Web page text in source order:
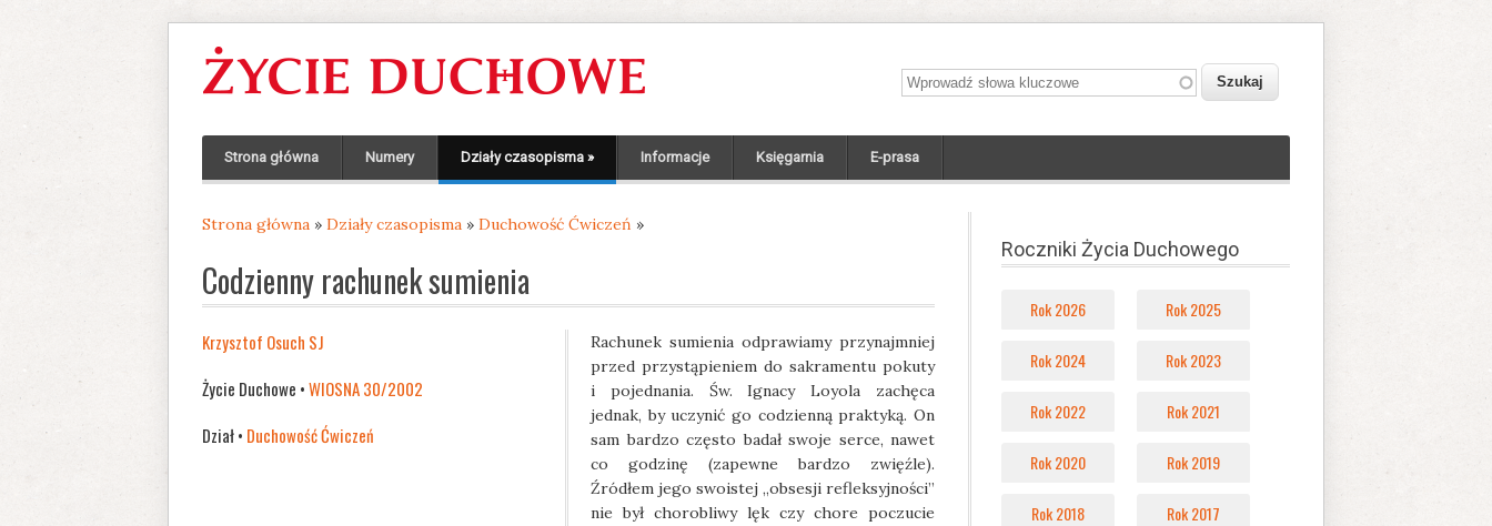
Wprowadź słowa kluczowe
Strona główna Numery Działy czasopisma » Informacje Księgarnia E-prasa
Jesteś tutaj
Strona główna » Działy czasopisma » Duchowość Ćwiczeń »
Codzienny rachunek sumienia
Krzysztof Osuch SJ
Życie Duchowe •WIOSNA 30/2002
Dział • Duchowość Ćwiczeń
Rachunek sumienia odprawiamy przynajmniej
przed przystąpieniem do sakramentu pokuty
i pojednania. Św. Ignacy Loyola zachęca
jednak, by uczynić go codzienną praktyką. On
sam bardzo często badał swoje serce, nawet
co godzinę (zapewne bardzo zwięźle).
Źródłem jego swoistej „obsesji refleksyjności”
nie był chorobliwy lęk czy chore poczucie
Roczniki Życia Duchowego
Rok 2026 Rok 2025
Rok 2024 Rok 2023
Rok 2022 Rok 2021
Rok 2020 Rok 2019
Rok 2018 Rok 2017